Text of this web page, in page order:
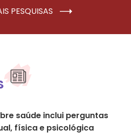
PESQUISAS
saúde inclui perguntas
física e psicológica